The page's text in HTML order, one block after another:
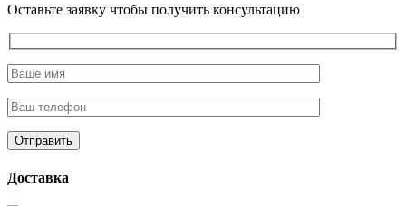
d=120)
2
фланца
в
оплетке
Оставьте заявку чтобы получить консультацию
Доставка